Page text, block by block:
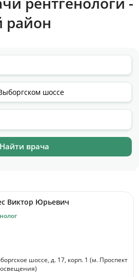
район
Виктор Юрьевич
шоссе, д. 17, корп. 1 (м. Проспект
435-55-55